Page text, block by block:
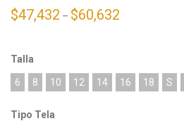
$47,432 – $60,632
Talla
6 8 10 12 14 16 18 S
Tipo Tela